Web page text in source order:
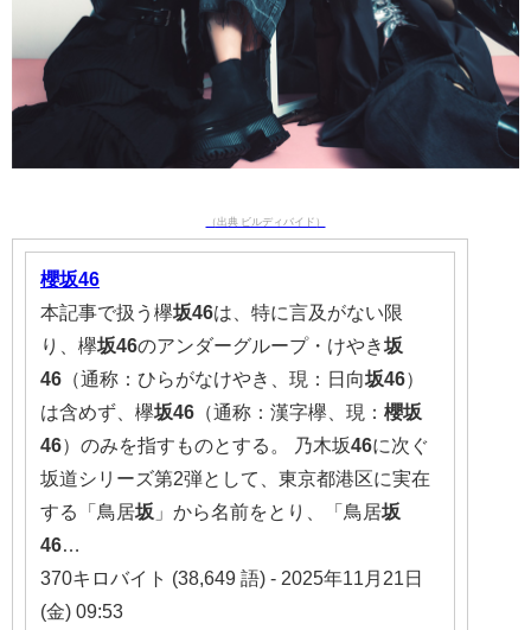
（出典 ビルディバイド）
櫻坂46
本記事で扱う欅坂46は、特に言及がない限
り、欅坂46のアンダーグループ・けやき坂
46 （通称：ひらがなけやき、現：日向坂46）
は含めず、欅坂46 （通称：漢字欅、現： 櫻坂
46）のみを指すものとする。 乃木坂46に次ぐ
坂道シリーズ第2弾として、東京都港区に実在
する「鳥居坂 」から名前をとり、「鳥居坂
46…
370キロバイト (38,649 語) - 2025年11月21日
(金) 09:53